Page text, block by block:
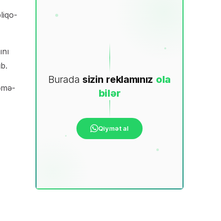
Burada sizin reklamınız ola
bilər
Qiymət al